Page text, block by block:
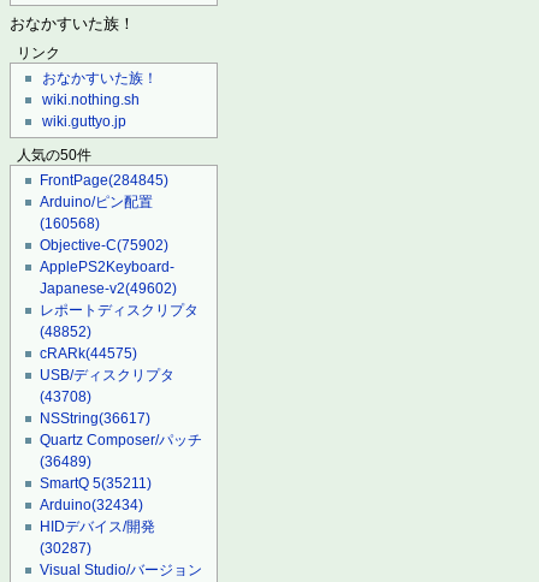
おなかすいた族！
リンク
おなかすいた族！
wiki.nothing.sh
wiki.guttyo.jp
人気の50件
FrontPage(284845)
Arduino/ピン配置
(160568)
Objective-C(75902)
ApplePS2Keyboard-
Japanese-v2(49602)
レポートディスクリプタ
(48852)
cRARk(44575)
USB/ディスクリプタ
(43708)
NSString(36617)
Quartz Composer/パッチ
(36489)
SmartQ 5(35211)
Arduino(32434)
HIDデバイス/開発
(30287)
Visual Studio/バージョン